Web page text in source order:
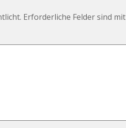
Erforderliche Felder sind mit